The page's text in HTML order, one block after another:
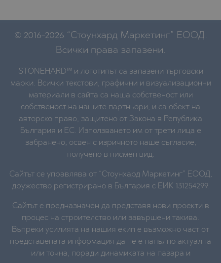
© 2016-2026 “Стоунхард Маркетинг” ЕООД.
Всички права запазени.
STONEHARD™ и логотипът са запазени търговски
марки. Всички текстови, графични и визуализационни
материали в сайта са наша собственост или
собственост на нашите партньори, и са обект на
авторско право, защитено от Закона в Република
България и ЕС. Използването им от трети лица е
забранено, освен с изричното наше съгласие,
получено в писмен вид.
Сайтът се управлява от “Стоунхард Маркетинг” ЕООД,
дружество регистрирано в България с ЕИК 131254299.
Сайтът е предназначен да представя нови проекти в
процес на строителство или завършени такива.
Въпреки усилията на нашия екип е възможно част от
представената информация да не е напълно актуална
или точна, поради динамиката на пазара и